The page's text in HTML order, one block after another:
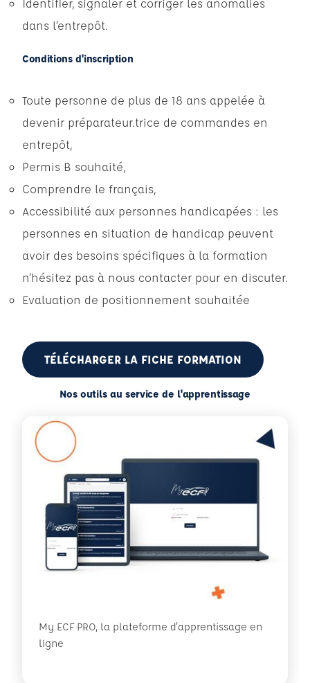
Identifier, signaler et corriger les anomalies
dans l’entrepôt.
Conditions d'inscription
Toute personne de plus de 18 ans appelée à
devenir préparateur.trice de commandes en
entrepôt,
Permis B souhaité,
Comprendre le français,
Accessibilité aux personnes handicapées : les
personnes en situation de handicap peuvent
avoir des besoins spécifiques à la formation
n’hésitez pas à nous contacter pour en discuter.
Evaluation de positionnement souhaitée
TÉLÉCHARGER LA FICHE FORMATION
Nos outils au service de l'apprentissage
My ECF PRO, la plateforme d'apprentissage en
ligne